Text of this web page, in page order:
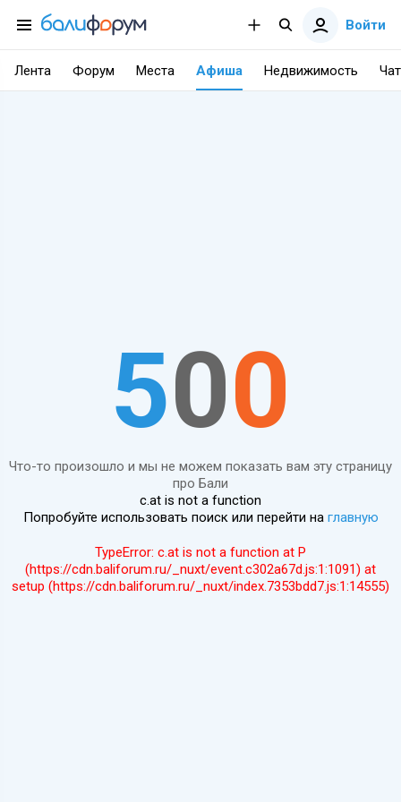
Войти
Лента Форум Места Афиша Недвижимость Чат
500
Что-то произошло и мы не можем показать вам эту страницу
про Бали
c.at is not a function
Попробуйте использовать поиск или перейти на главную
TypeError: c.at is not a function at P
(https://cdn.baliforum.ru/_nuxt/event.c302a67d.js:1:1091) at
setup (https://cdn.baliforum.ru/_nuxt/index.7353bdd7.js:1:14555)